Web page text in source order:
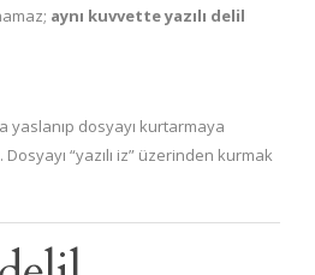
aynı kuvvette yazılı delil
yaslanıp dosyayı kurtarmaya
“yazılı iz” üzerinden kurmak